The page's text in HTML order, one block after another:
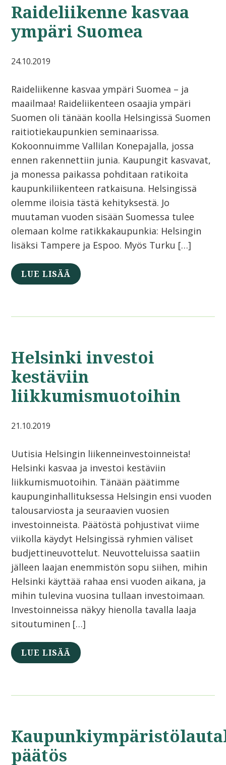
Raideliikenne kasvaa
ympäri Suomea
24.10.2019
Raideliikenne kasvaa ympäri Suomea – ja
maailmaa! Raideliikenteen osaajia ympäri
Suomen oli tänään koolla Helsingissä Suomen
raitiotiekaupunkien seminaarissa.
Kokoonnuimme Vallilan Konepajalla, jossa
ennen rakennettiin junia. Kaupungit kasvavat,
ja monessa paikassa pohditaan ratikoita
kaupunkiliikenteen ratkaisuna. Helsingissä
olemme iloisia tästä kehityksestä. Jo
muutaman vuoden sisään Suomessa tulee
olemaan kolme ratikkakaupunkia: Helsingin
lisäksi Tampere ja Espoo. Myös Turku […]
LUE LISÄÄ
Helsinki investoi
kestäviin
liikkumismuotoihin
21.10.2019
Uutisia Helsingin liikenneinvestoinneista!
Helsinki kasvaa ja investoi kestäviin
liikkumismuotoihin. Tänään päätimme
kaupunginhallituksessa Helsingin ensi vuoden
talousarviosta ja seuraavien vuosien
investoinneista. Päätöstä pohjustivat viime
viikolla käydyt Helsingissä ryhmien väliset
budjettineuvottelut. Neuvotteluissa saatiin
jälleen laajan enemmistön sopu siihen, mihin
Helsinki käyttää rahaa ensi vuoden aikana, ja
mihin tulevina vuosina tullaan investoimaan.
Investoinneissa näkyy hienolla tavalla laaja
sitoutuminen […]
LUE LISÄÄ
päätös